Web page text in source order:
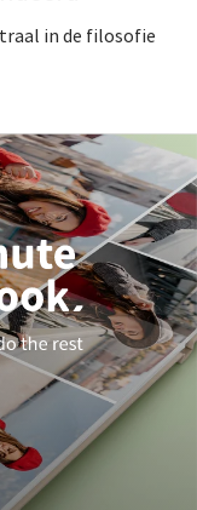
in de filosofie